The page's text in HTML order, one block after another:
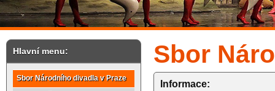
Hlavní menu:
Sbor Národního divadla v Praze
Sbor
Informace: